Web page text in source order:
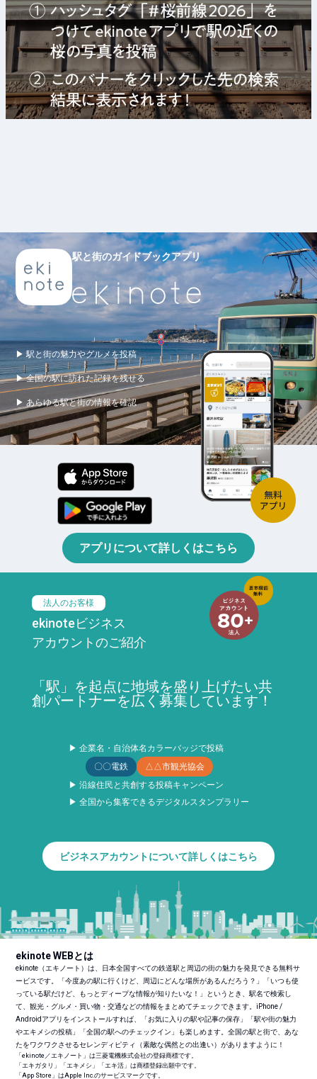
駅と街のガイドブックアプリ
▶ 駅と街の魅力やグルメを投稿
▶ 全国の駅に訪れた記録を残せる
▶ あらゆる駅と街の情報を確認
アプリについて詳しくはこちら
法人のお客様
ekinoteビジネス
アカウントのご紹介
「駅」を起点に地域を盛り上げたい共
創パートナーを広く募集しています！
▶ 企業名・自治体名カラーバッジで投稿
〇〇電鉄
△△市観光協会
▶ 沿線住民と共創する投稿キャンペーン
▶ 全国から集客できるデジタルスタンプラリー
ビジネスアカウントについて詳しくはこちら
ekinote WEBとは
ekinote（エキノート）は、日本全国すべての鉄道駅と周辺の街の魅力を発見できる無料サ
ービスです。「今度あの駅に行くけど、周辺にどんな場所があるんだろう？」「いつも使
っている駅だけど、もっとディープな情報が知りたいな！」というとき、駅名で検索し
て、観光・グルメ・買い物・交通などの情報をまとめてチェックできます。iPhone /
Androidアプリをインストールすれば、「お気に入りの駅や記事の保存」「駅や街の魅力
やエキメシの投稿」「全国の駅へのチェックイン」も楽しめます。全国の駅と街で、あな
たをワクワクさせるセレンディピティ（素敵な偶然との出逢い）がありますように！
「ekinote／エキノート」は三菱電機株式会社の登録商標です。
「エキガタリ」「エキメシ」「エキ活」は商標登録出願中です。
「App Store」はApple Inc.のサービスマークです。